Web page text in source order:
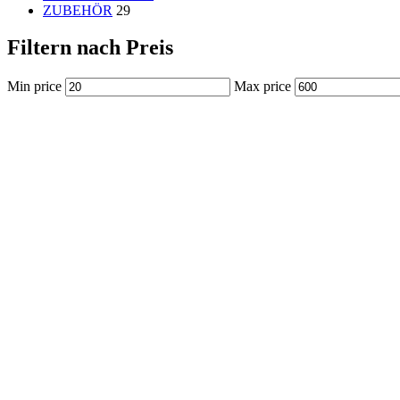
ZUBEHÖR 29
Filtern nach Preis
Min price Max price